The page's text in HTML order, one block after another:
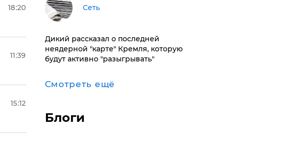
18:20
11:39
15:12
Сеть
Дикий рассказал о последней
неядерной "карте" Кремля, которую
будут активно "разыгрывать"
Смотреть ещё
Блоги